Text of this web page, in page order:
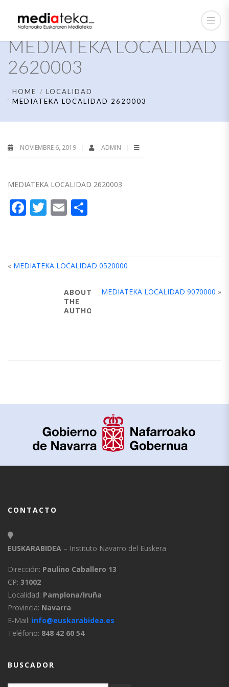
MEDIATEKA LOCALIDAD
2620003
HOME
LOCALIDAD
MEDIATEKA LOCALIDAD 2620003
NOVIEMBRE 6, 2019 ADMIN
MEDIATEKA LOCALIDAD 2620003
Facebook
Twitter
Email
« MEDIATEKA LOCALIDAD 0520000
MEDIATEKA LOCALIDAD 9070000 »
ABOUT
THE
AUTHOR
CONTACTO
EUSKARABIDEA – Instituto Navarro del Euskera
Dirección: Paulino Caballero 13
CP: 31002
Localidad: Pamplona/Iruña
Provincia: Navarra
E-Mail: info@euskarabidea.es
Teléfono: 848 42 60 54
BUSCADOR